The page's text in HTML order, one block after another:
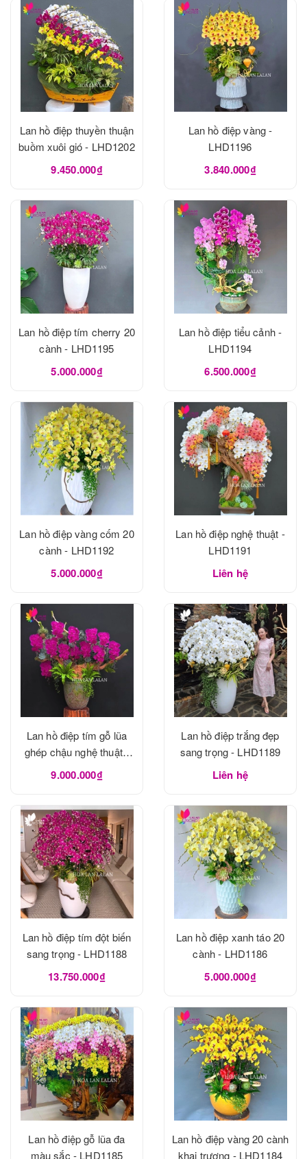
Lan hồ điệp thuyền thuận
buồm xuôi gió - LHD1202
9.450.000₫
Lan hồ điệp vàng -
LHD1196
3.840.000₫
Lan hồ điệp tím cherry 20
cành - LHD1195
5.000.000₫
Lan hồ điệp tiểu cảnh -
LHD1194
6.500.000₫
Lan hồ điệp vàng cốm 20
cành - LHD1192
5.000.000₫
Lan hồ điệp nghệ thuật -
LHD1191
Liên hệ
Lan hồ điệp tím gỗ lũa
ghép chậu nghệ thuật -
LHD1190
9.000.000₫
Lan hồ điệp trắng đẹp
sang trọng - LHD1189
Liên hệ
Lan hồ điệp tím đột biến
sang trọng - LHD1188
13.750.000₫
Lan hồ điệp xanh táo 20
cành - LHD1186
5.000.000₫
Lan hồ điệp gỗ lũa đa
màu sắc - LHD1185
Lan hồ điệp vàng 20 cành
khai trương - LHD1184